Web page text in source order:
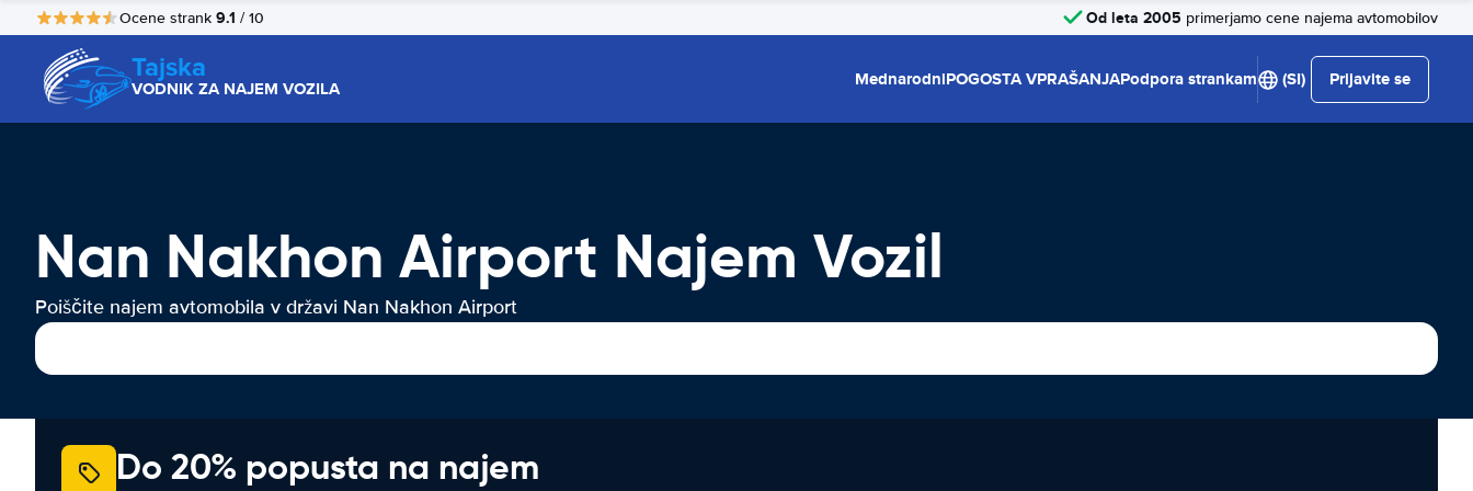
Ocene strank 9.1 / 10 Od leta 2005 primerjamo cene najema avtomobilov
Tajska
VODNIK ZA NAJEM VOZILA MednarodniPOGOSTA VPRAŠANJAPodpora strankam (SI) Prijavite se
Nan Nakhon Airport Najem Vozil
Poiščite najem avtomobila v državi Nan Nakhon Airport
Do 20% popusta na najem